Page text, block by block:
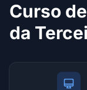
Curso
da